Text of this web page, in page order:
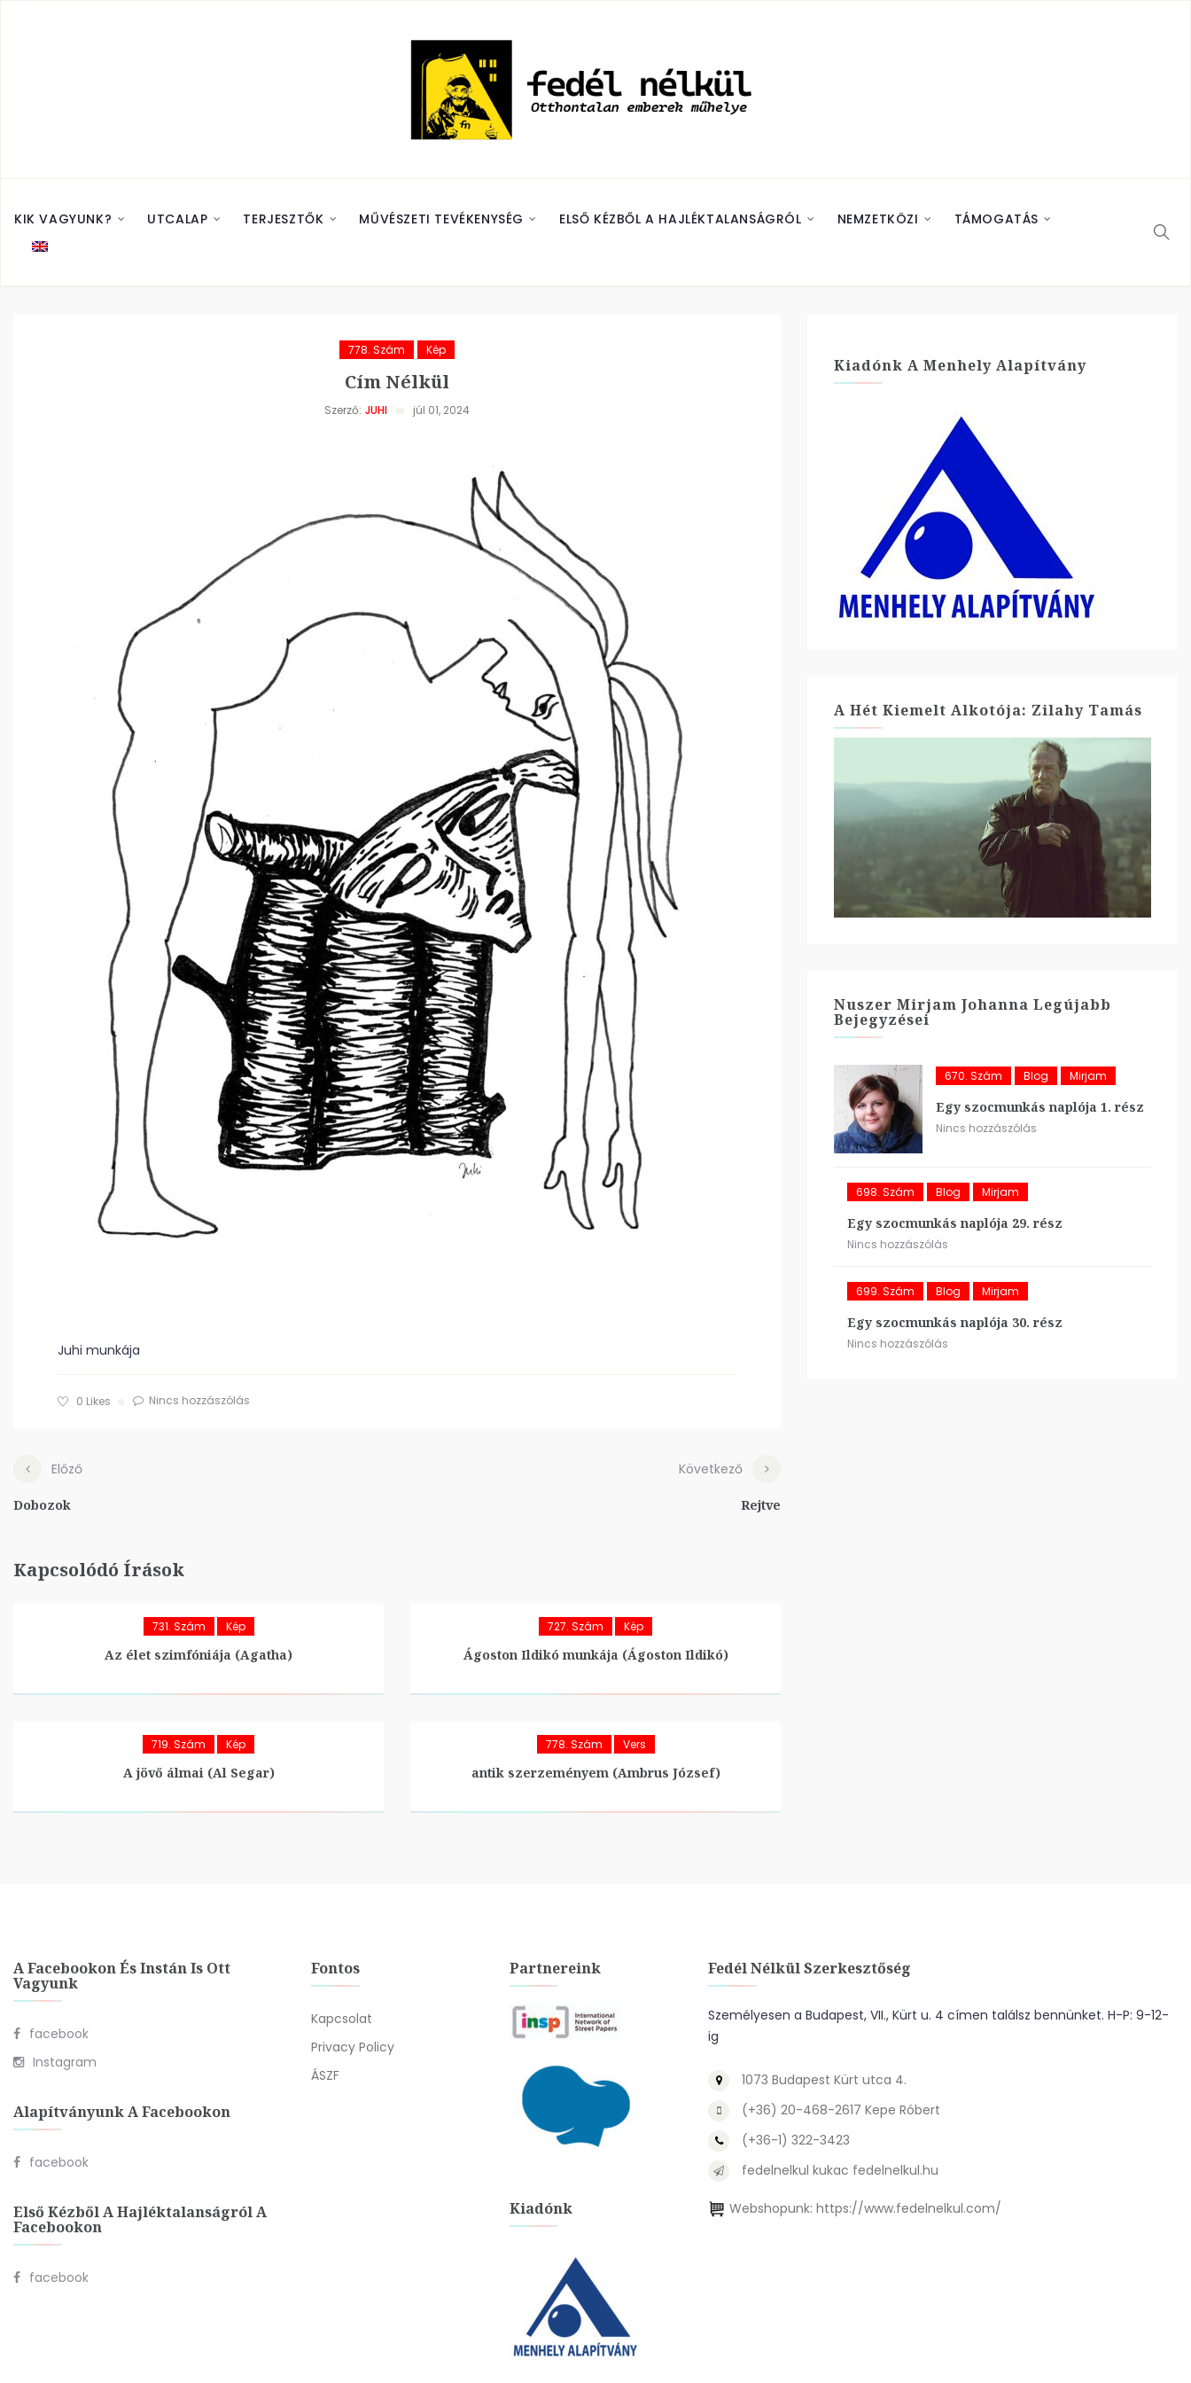
KIK VAGYUNK? UTCALAP TERJESZTŐK MŰVÉSZETI TEVÉKENYSÉG ELSŐ KÉZBŐL A HAJLÉKTALANSÁGRÓL NEMZETKÖZI TÁMOGATÁS
778. Szám Kép
Cím Nélkül
Szerző: JUHI júl 01, 2024
Juhi munkája
0 Likes Nincs hozzászólás
Előző
Dobozok
Következő
Rejtve
Kapcsolódó Írások
731. Szám Kép
Az élet szimfóniája (Agatha)
727. Szám Kép
Ágoston Ildikó munkája (Ágoston Ildikó)
719. Szám Kép
A jövő álmai (Al Segar)
778. Szám Vers
antik szerzeményem (Ambrus József)
Kiadónk A Menhely Alapítvány
A Hét Kiemelt Alkotója: Zilahy Tamás
Nuszer Mirjam Johanna Legújabb
Bejegyzései
670. Szám Blog Mirjam
Egy szocmunkás naplója 1. rész
Nincs hozzászólás
698. Szám Blog Mirjam
Egy szocmunkás naplója 29. rész
Nincs hozzászólás
699. Szám Blog Mirjam
Egy szocmunkás naplója 30. rész
Nincs hozzászólás
A Facebookon És Instán Is Ott
Vagyunk
facebook
Instagram
Alapítványunk A Facebookon
facebook
Első Kézből A Hajléktalanságról A
Facebookon
facebook
Fontos
Kapcsolat
Privacy Policy
ÁSZF
Partnereink
Kiadónk
Fedél Nélkül Szerkesztőség
Személyesen a Budapest, VII., Kürt u. 4 címen találsz bennünket. H-P: 9-12-
ig
1073 Budapest Kürt utca 4.
(+36) 20-468-2617 Kepe Róbert
(+36-1) 322-3423
fedelnelkul kukac fedelnelkul.hu
Webshopunk: https://www.fedelnelkul.com/